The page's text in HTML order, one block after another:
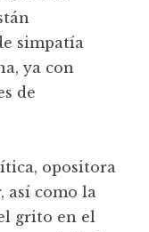
simpatía
ya con
de
opositora
así como la
grito en el